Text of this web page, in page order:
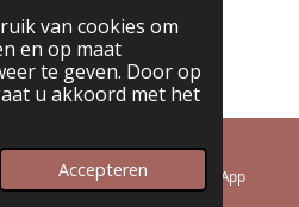
van cookies om
en op maat
te geven. Door op
u akkoord met het
Accepteren WhatsApp